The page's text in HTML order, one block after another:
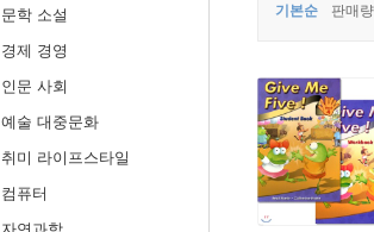
문학 소설
경제 경영
인문 사회
예술 대중문화
취미 라이프스타일
컴퓨터
기본순 판매